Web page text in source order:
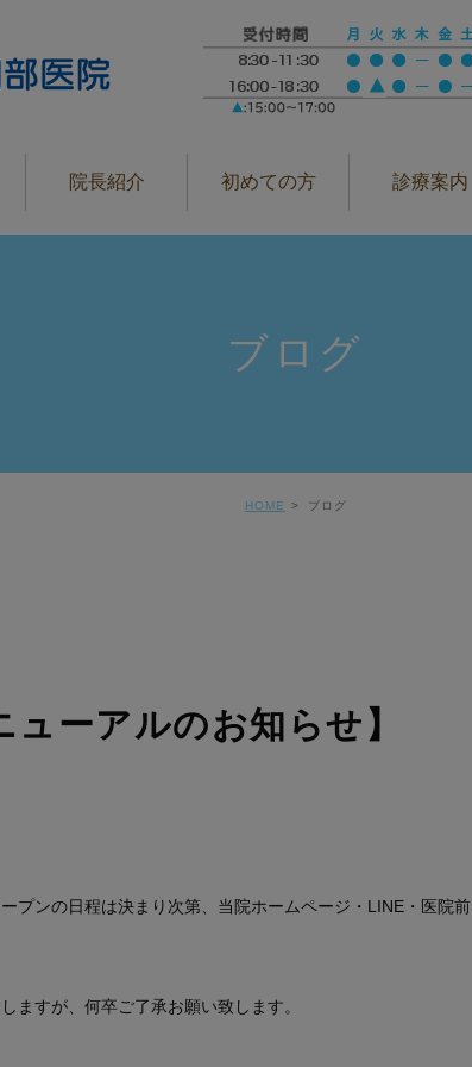
院長紹介 初めての方 診療案内
ブログ
HOME ブログ
ューアルのお知らせ】
プンの日程は決まり次第、当院ホームページ・LINE・医院前
ますが、何卒ご了承お願い致します。